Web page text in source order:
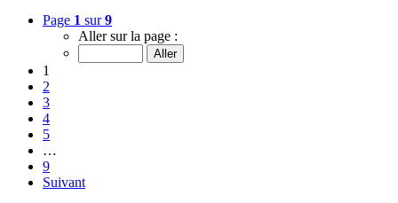
Page 1 sur9
Aller sur la page :
1
2
3
4
5
…
9
Suivant